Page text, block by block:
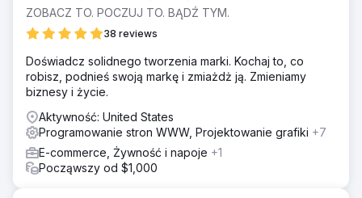
ZOBACZ TO. POCZUJ TO. BĄDŹ TYM.
38 reviews
Doświadcz solidnego tworzenia marki. Kochaj to, co
robisz, podnieś swoją markę i zmiażdż ją. Zmieniamy
biznesy i życie.
Aktywność: United States
Programowanie stron WWW, Projektowanie grafiki +7
E-commerce, Żywność i napoje +1
Począwszy od $1,000